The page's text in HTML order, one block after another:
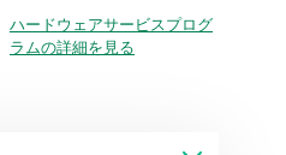
ハードウェアサービスプログ
ラムの詳細を見る